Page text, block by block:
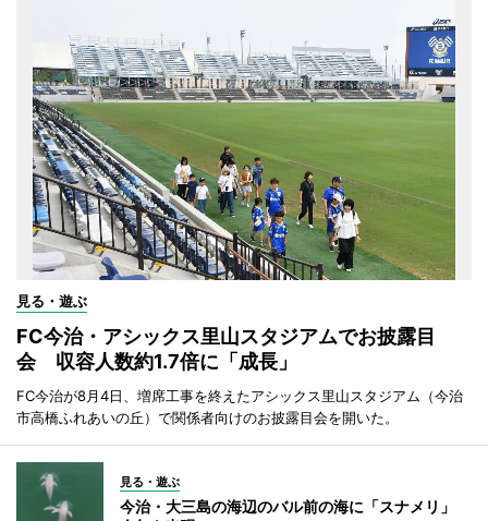
見る・遊ぶ
FC今治・アシックス里山スタジアムでお披露目
会 収容人数約1.7倍に「成長」
FC今治が8月4日、増席工事を終えたアシックス里山スタジアム（今治
市高橋ふれあいの丘）で関係者向けのお披露目会を開いた。
見る・遊ぶ
今治・大三島の海辺のバル前の海に「スナメリ」